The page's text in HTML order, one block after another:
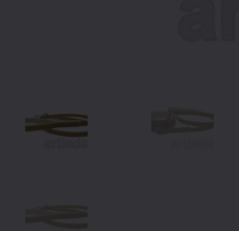
Polityka zwrotów